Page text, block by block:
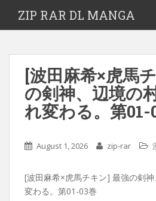
ZIP RAR DL MANGA
[波田麻希×虎馬
の剣神、辺境の
れ変わる。第01-
August 1, 2026 zip-rar
[波田麻希×虎馬チキン] 最強の剣
変わる。第01-03巻